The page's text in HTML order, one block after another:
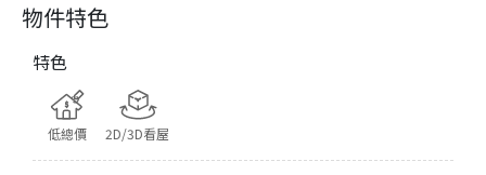
物件特色
特色
低總價 2D/3D看屋